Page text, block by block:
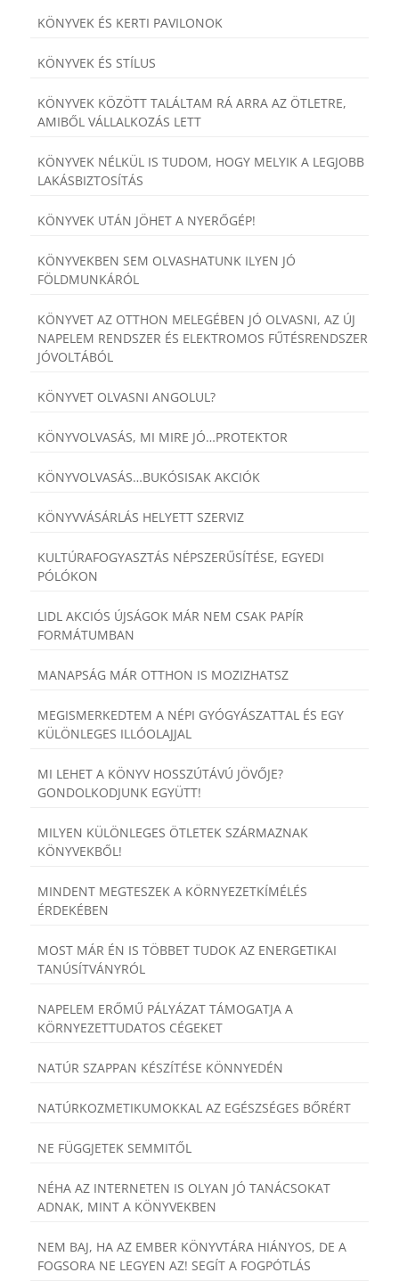
KÖNYVEK ÉS KERTI PAVILONOK
KÖNYVEK ÉS STÍLUS
KÖNYVEK KÖZÖTT TALÁLTAM RÁ ARRA AZ ÖTLETRE,
AMIBŐL VÁLLALKOZÁS LETT
KÖNYVEK NÉLKÜL IS TUDOM, HOGY MELYIK A LEGJOBB
LAKÁSBIZTOSÍTÁS
KÖNYVEK UTÁN JÖHET A NYERŐGÉP!
KÖNYVEKBEN SEM OLVASHATUNK ILYEN JÓ
FÖLDMUNKÁRÓL
KÖNYVET AZ OTTHON MELEGÉBEN JÓ OLVASNI, AZ ÚJ
NAPELEM RENDSZER ÉS ELEKTROMOS FŰTÉSRENDSZER
JÓVOLTÁBÓL
KÖNYVET OLVASNI ANGOLUL?
KÖNYVOLVASÁS, MI MIRE JÓ…PROTEKTOR
KÖNYVOLVASÁS…BUKÓSISAK AKCIÓK
KÖNYVVÁSÁRLÁS HELYETT SZERVIZ
KULTÚRAFOGYASZTÁS NÉPSZERŰSÍTÉSE, EGYEDI
PÓLÓKON
LIDL AKCIÓS ÚJSÁGOK MÁR NEM CSAK PAPÍR
FORMÁTUMBAN
MANAPSÁG MÁR OTTHON IS MOZIZHATSZ
MEGISMERKEDTEM A NÉPI GYÓGYÁSZATTAL ÉS EGY
KÜLÖNLEGES ILLÓOLAJJAL
MI LEHET A KÖNYV HOSSZÚTÁVÚ JÖVŐJE?
GONDOLKODJUNK EGYÜTT!
MILYEN KÜLÖNLEGES ÖTLETEK SZÁRMAZNAK
KÖNYVEKBŐL!
MINDENT MEGTESZEK A KÖRNYEZETKÍMÉLÉS
ÉRDEKÉBEN
MOST MÁR ÉN IS TÖBBET TUDOK AZ ENERGETIKAI
TANÚSÍTVÁNYRÓL
NAPELEM ERŐMŰ PÁLYÁZAT TÁMOGATJA A
KÖRNYEZETTUDATOS CÉGEKET
NATÚR SZAPPAN KÉSZÍTÉSE KÖNNYEDÉN
NATÚRKOZMETIKUMOKKAL AZ EGÉSZSÉGES BŐRÉRT
NE FÜGGJETEK SEMMITŐL
NÉHA AZ INTERNETEN IS OLYAN JÓ TANÁCSOKAT
ADNAK, MINT A KÖNYVEKBEN
NEM BAJ, HA AZ EMBER KÖNYVTÁRA HIÁNYOS, DE A
FOGSORA NE LEGYEN AZ! SEGÍT A FOGPÓTLÁS